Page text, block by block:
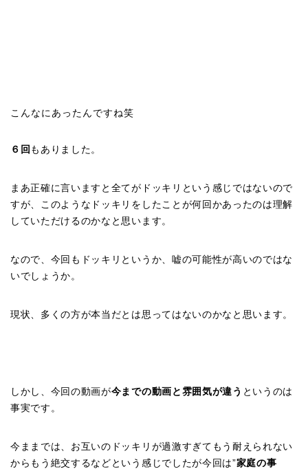
こんなにあったんですね笑
６回 もありました。
まあ正確に言いますと全てがドッキリという感じではないので
すが、このようなドッキリをしたことが何回かあったのは理解
していただけるのかなと思います。
なので、今回もドッキリというか、嘘の可能性が高いのではな
いでしょうか。
現状、多くの方が本当だとは思ってはないのかなと思います。
しかし、今回の動画が今までの動画と雰囲気が違う というのは
事実です。
今ままでは、お互いのドッキリが過激すぎてもう耐えられない
からもう絶交するなどという感じでしたが今回は”家庭の事